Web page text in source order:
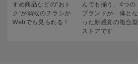
すめ商品などの“おト
ク“が満載のチラシが
Webでも見られる！
んでも揃う、4つの
ブランドが一体とな
った新感覚の複合型
ストアです